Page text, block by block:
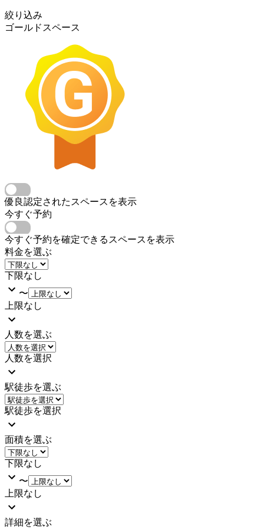
絞り込み
ゴールドスペース
優良認定されたスペースを表示
今すぐ予約
今すぐ予約を確定できるスペースを表示
料金を選ぶ
下限なし
〜
上限なし
人数を選ぶ
人数を選択
駅徒歩を選ぶ
駅徒歩を選択
面積を選ぶ
下限なし
〜
上限なし
詳細を選ぶ